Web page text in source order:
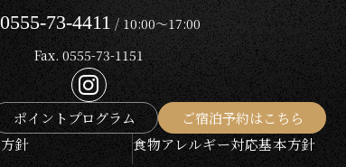
0555-73-4411/ 10:00～17:00
Fax. 0555-73-1151
ポイントプログラム
ご宿泊予約はこちら
針
食物アレルギー対応基本方針